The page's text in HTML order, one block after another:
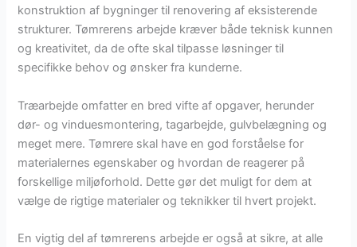
konstruktion af bygninger til renovering af eksisterende
strukturer. Tømrerens arbejde kræver både teknisk kunnen
og kreativitet, da de ofte skal tilpasse løsninger til
specifikke behov og ønsker fra kunderne.
Træarbejde omfatter en bred vifte af opgaver, herunder
dør- og vinduesmontering, tagarbejde, gulvbelægning og
meget mere. Tømrere skal have en god forståelse for
materialernes egenskaber og hvordan de reagerer på
forskellige miljøforhold. Dette gør det muligt for dem at
vælge de rigtige materialer og teknikker til hvert projekt.
En vigtig del af tømrerens arbejde er også at sikre, at alle